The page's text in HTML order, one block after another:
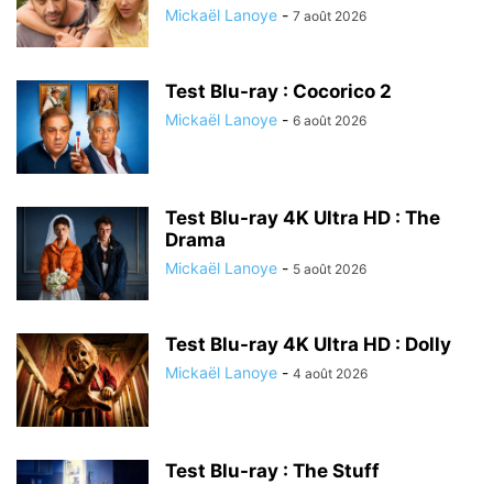
Mickaël Lanoye - 7 août 2026
Test Blu-ray : Cocorico 2
Mickaël Lanoye - 6 août 2026
Test Blu-ray 4K Ultra HD : The
Drama
Mickaël Lanoye - 5 août 2026
Test Blu-ray 4K Ultra HD : Dolly
Mickaël Lanoye - 4 août 2026
Test Blu-ray : The Stuff